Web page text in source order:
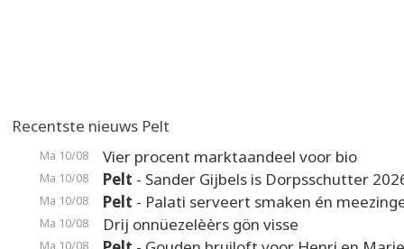
Recentste nieuws Pelt
Ma 10/08 Vier procent marktaandeel voor bio
Ma 10/08 Pelt - Sander Gijbels is Dorpsschutter
Ma 10/08 Pelt - Palati serveert smaken én
Ma 10/08 Drij onnüezelèèrs gön visse
Ma 10/08